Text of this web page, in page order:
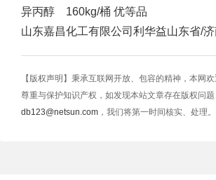
异丙醇 160kg/桶 优等品
山东嘉昌化工有限公司 利华益山东省/
【版权声明】秉承互联网开放、包容的精神，本网
尊重与保护知识产权，如发现本站文章存在版权问
db123@netsun.com ，我们将第一时间核实、处理。